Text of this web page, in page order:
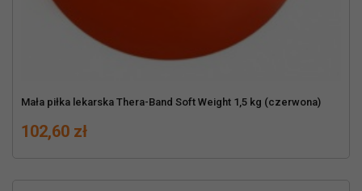
Mała piłka lekarska Thera-Band Soft Weight 1,5 kg (czerwona)
Cena
102,60 zł